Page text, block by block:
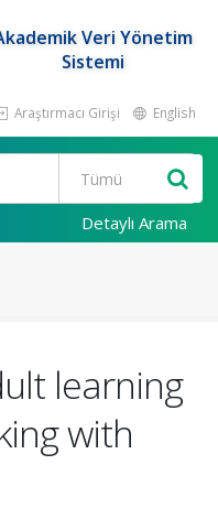
Veri Yönetim
Sistemi
Araştırmacı Girişi English
Detaylı Arama
learning
with